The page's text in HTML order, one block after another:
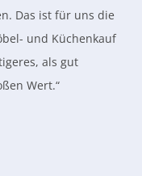
Das ist für uns die
und Küchenkauf
als gut
Wert.“